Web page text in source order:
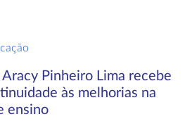
Pinheiro Lima recebe
às melhorias na
ensino